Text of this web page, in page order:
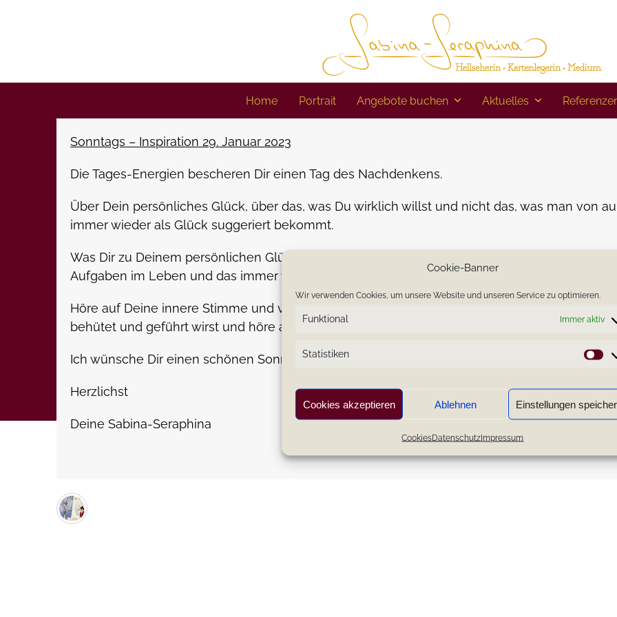
Cookie-Banner
Wir verwenden Cookies, um unsere Website und unseren Service zu optimieren.
Funktional Immer aktiv
Statistiken
Cookies akzeptieren Ablehnen Einstellungen
CookiesDatenschutzImpressum
Home Portrait Angebote buchen Aktuelles
Sonntags – Inspiration 29. Januar 2023
Die Tages-Energien bescheren Dir einen Tag des Nachdenkens.
Über Dein persönliches Glück, über das, was Du wirklich willst und nicht das, was man von
immer wieder als Glück suggeriert bekommt.
Was Dir zu Deinem persönlichen Glück verhilft, herauszubekommen, ist eine der
Aufgaben im Leben und das immer wieder und wieder.
Höre auf Deine innere Stimme und vertraue ihr und Deinen Fähigkeiten und darauf, dass Du
behütet und geführt wirst und höre auf Deine persönlichen Inspirationen.
Ich wünsche Dir einen schönen Sonntag.
Herzlichst
Deine Sabina-Seraphina